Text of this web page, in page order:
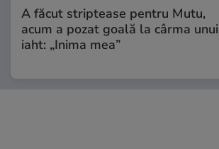
A făcut striptease pentru Mutu,
acum a pozat goală la cârma unui
iaht: „Inima mea”